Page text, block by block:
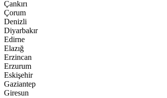
Çankırı
Çorum
Denizli
Diyarbakır
Edirne
Elazığ
Erzincan
Erzurum
Eskişehir
Gaziantep
Giresun